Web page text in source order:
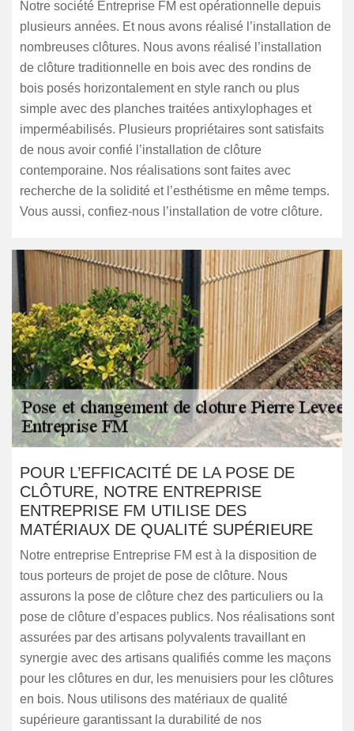
Notre société Entreprise FM est opérationnelle depuis
plusieurs années. Et nous avons réalisé l’installation de
nombreuses clôtures. Nous avons réalisé l’installation
de clôture traditionnelle en bois avec des rondins de
bois posés horizontalement en style ranch ou plus
simple avec des planches traitées antixylophages et
imperméabilisés. Plusieurs propriétaires sont satisfaits
de nous avoir confié l’installation de clôture
contemporaine. Nos réalisations sont faites avec
recherche de la solidité et l’esthétisme en même temps.
Vous aussi, confiez-nous l’installation de votre clôture.
POUR L’EFFICACITÉ DE LA POSE DE
CLÔTURE, NOTRE ENTREPRISE
ENTREPRISE FM UTILISE DES
MATÉRIAUX DE QUALITÉ SUPÉRIEURE
Notre entreprise Entreprise FM est à la disposition de
tous porteurs de projet de pose de clôture. Nous
assurons la pose de clôture chez des particuliers ou la
pose de clôture d’espaces publics. Nos réalisations sont
assurées par des artisans polyvalents travaillant en
synergie avec des artisans qualifiés comme les maçons
pour les clôtures en dur, les menuisiers pour les clôtures
en bois. Nous utilisons des matériaux de qualité
supérieure garantissant la durabilité de nos